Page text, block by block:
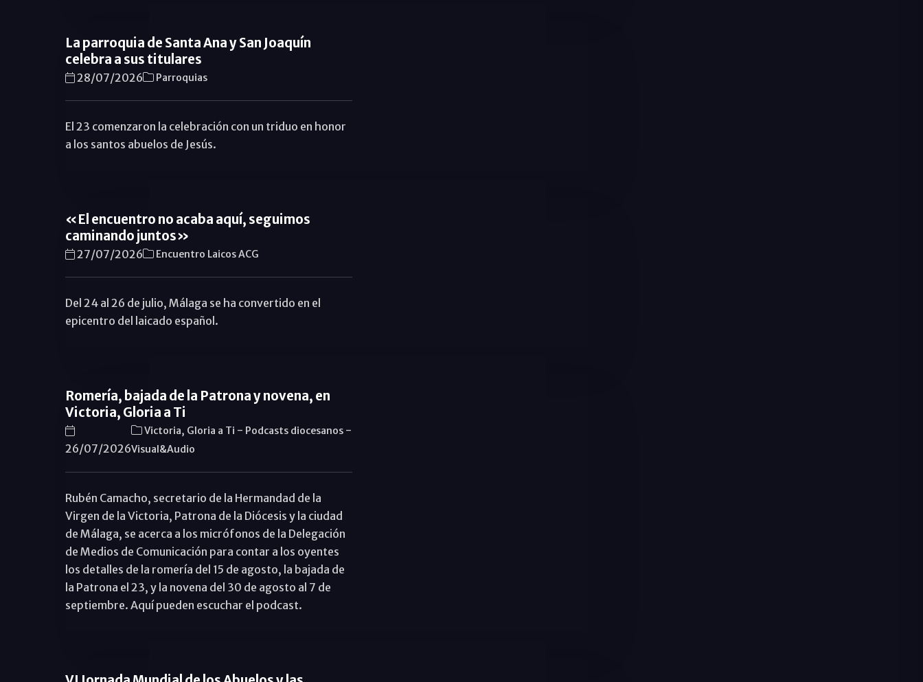
La parroquia de Santa Ana y San Joaquín
celebra a sus titulares
28/07/2026 Parroquias
El 23 comenzaron la celebración con un triduo en honor
a los santos abuelos de Jesús.
«El encuentro no acaba aquí, seguimos
caminando juntos»
27/07/2026 Encuentro Laicos ACG
Del 24 al 26 de julio, Málaga se ha convertido en el
epicentro del laicado español.
Romería, bajada de la Patrona y novena, en
Victoria, Gloria a Ti
26/07/2026
Victoria, Gloria a Ti - Podcasts diocesanos -
Visual&Audio
Rubén Camacho, secretario de la Hermandad de la
Virgen de la Victoria, Patrona de la Diócesis y la ciudad
de Málaga, se acerca a los micrófonos de la Delegación
de Medios de Comunicación para contar a los oyentes
los detalles de la romería del 15 de agosto, la bajada de
la Patrona el 23, y la novena del 30 de agosto al 7 de
septiembre. Aquí pueden escuchar el podcast.